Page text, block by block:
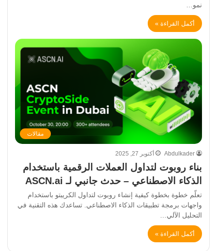
نمو…
أكمل القراءة »
مقالات
Abdulkader أكتوبر 27, 2025
بناء روبوت لتداول العملات الرقمية باستخدام
الذكاء الاصطناعي – حدث جانبي لـ ASCN.ai
تعلّم خطوة بخطوة كيفية إنشاء روبوت لتداول الكريبتو باستخدام
واجهات برمجة تطبيقات الذكاء الاصطناعي. تساعدك هذه التقنية في
التحليل الآلي…
أكمل القراءة »